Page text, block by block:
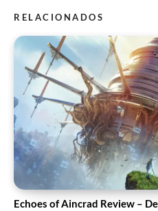
RELACIONADOS
Echoes of Aincrad Review –